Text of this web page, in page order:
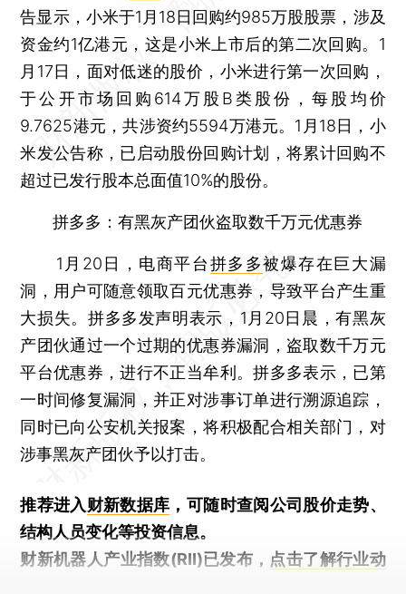
告显示，小米于1月18日回购约985万股股票，涉及
资金约1亿港元，这是小米上市后的第二次回购。1
月17日，面对低迷的股价，小米进行第一次回购，
于公开市场回购614万股B类股份，每股均价
9.7625港元，共涉资约5594万港元。1月18日，小
米发公告称，已启动股份回购计划，将累计回购不
超过已发行股本总面值10%的股份。
拼多多：有黑灰产团伙盗取数千万元优惠券
1月20日，电商平台拼多多被爆存在巨大漏
洞，用户可随意领取百元优惠券，导致平台产生重
大损失。拼多多发声明表示，1月20日晨，有黑灰
产团伙通过一个过期的优惠券漏洞，盗取数千万元
平台优惠券，进行不正当牟利。拼多多表示，已第
一时间修复漏洞，并正对涉事订单进行溯源追踪，
同时已向公安机关报案，将积极配合相关部门，对
涉事黑灰产团伙予以打击。
推荐进入财新数据库 ，可随时查阅公司股价走势、
结构人员变化等投资信息。
财新机器人产业指数(RII)已发布， 点击了解行业动